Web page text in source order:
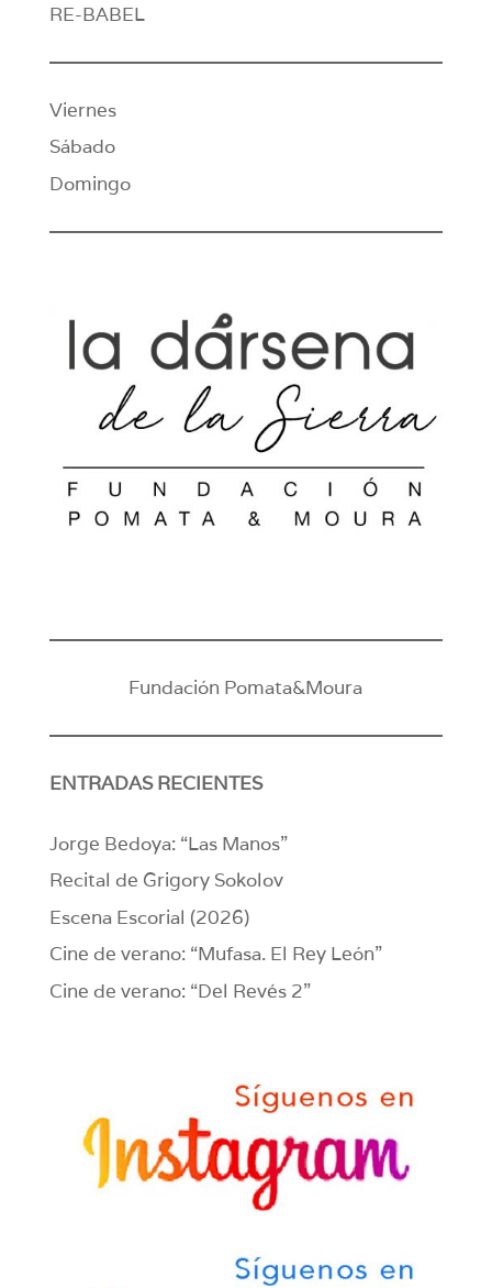
RE-BABEL
Viernes
Sábado
Domingo
Fundación Pomata&Moura
ENTRADAS RECIENTES
Jorge Bedoya: “Las Manos”
Recital de Grigory Sokolov
Escena Escorial (2026)
Cine de verano: “Mufasa. El Rey León”
Cine de verano: “Del Revés 2”